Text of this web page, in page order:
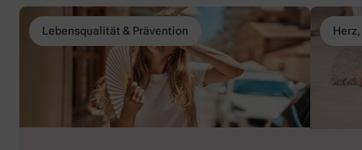
Lebensqualität & Prävention